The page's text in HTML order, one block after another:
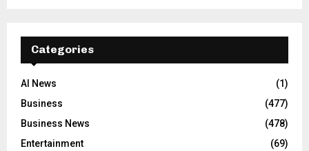
Categories
AI News
(1)
Business
(477)
Business News
(478)
Entertainment
(69)